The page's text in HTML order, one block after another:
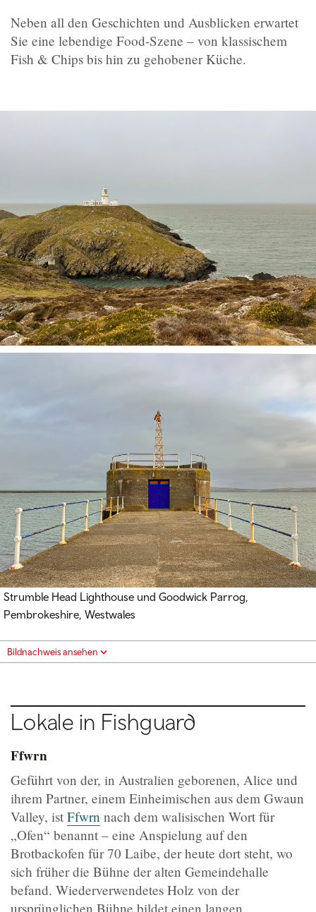
Neben all den Geschichten und Ausblicken erwartet
Sie eine lebendige Food-Szene – von klassischem
Fish & Chips bis hin zu gehobener Küche.
Strumble Head Lighthouse und Goodwick Parrog,
Pembrokeshire, Westwales
Bildnachweis ansehen
Lokale in Fishguard
Ffwrn
Geführt von der, in Australien geborenen, Alice und
ihrem Partner, einem Einheimischen aus dem Gwaun
Valley, ist Ffwrn nach dem walisischen Wort für
„Ofen“ benannt – eine Anspielung auf den
Brotbackofen für 70 Laibe, der heute dort steht, wo
sich früher die Bühne der alten Gemeindehalle
befand. Wiederverwendetes Holz von der
ursprünglichen Bühne bildet einen langen